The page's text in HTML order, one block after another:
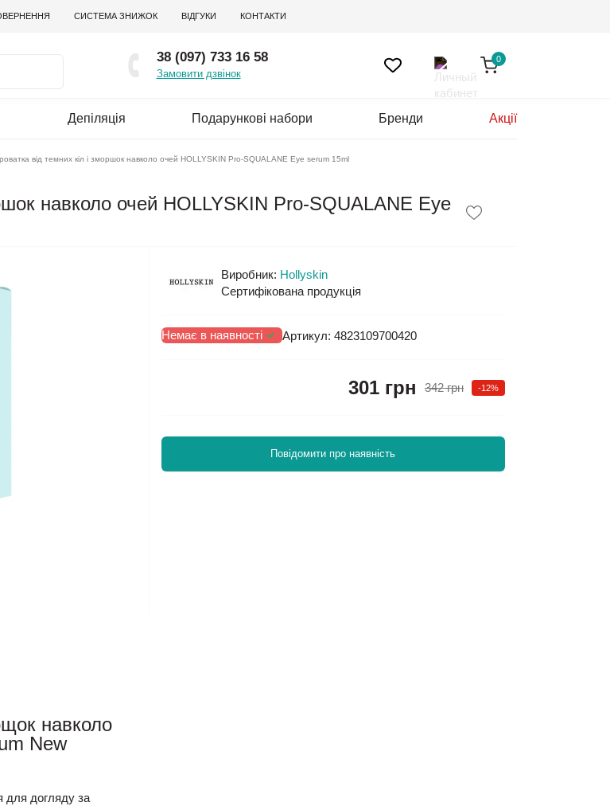
СИСТЕМА ЗНИЖОК ВІДГУКИ КОНТАКТИ
38 (097) 733 16 58
Замовити дзвінок
0
Депіляція Подарункові набори Бренди Акції
від темних кіл і зморшок навколо очей HOLLYSKIN Pro-SQUALANE Eye serum 15ml
навколо очей HOLLYSKIN Pro-SQUALANE Eye
Виробник: Hollyskin
Сертифікована продукція
Немає в наявності Артикул: 4823109700420
342 грн -12%
301 грн
Повідомити про наявність
навколо
New
для догляду за